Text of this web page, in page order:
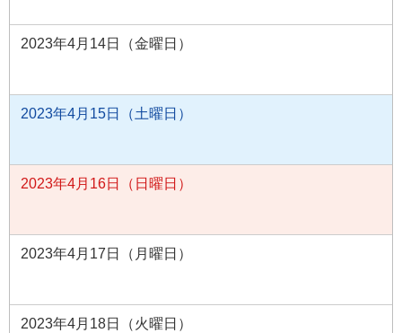
2023年4月14日（金曜日）
2023年4月15日（土曜日）
2023年4月16日（日曜日）
2023年4月17日（月曜日）
2023年4月18日（火曜日）